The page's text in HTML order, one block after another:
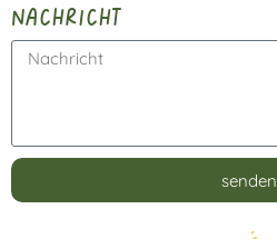
nachricht
senden